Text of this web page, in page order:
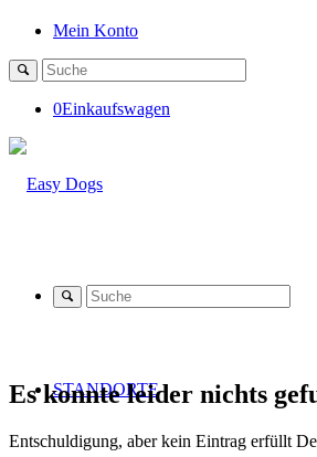
Mein Konto
0Einkaufswagen
STANDORTE
Es konnte leider nichts
Entschuldigung, aber kein Eintrag erfüllt